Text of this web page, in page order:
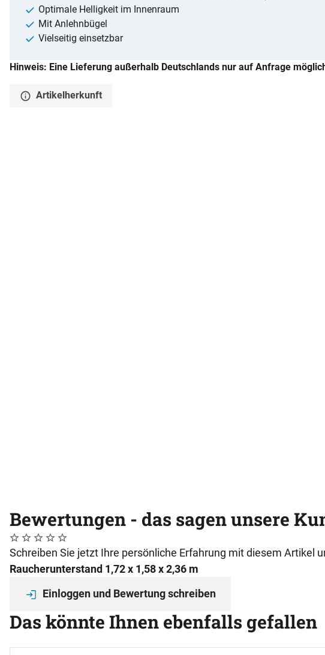
Optimale Helligkeit im Innenraum
Mit Anlehnbügel
Vielseitig einsetzbar
Hinweis: Eine Lieferung außerhalb Deutschlands nur auf Anfrage
Artikelherkunft
Bewertungen - das sagen unsere
Noch keine Bewertungen abgegeben
0 Bewertungen
Schreiben Sie jetzt Ihre persönliche Erfahrung mit diesem Artikel
Raucherunterstand 1,72 x 1,58 x 2,36 m
Einloggen und Bewertung schreiben
Das könnte Ihnen ebenfalls gefallen